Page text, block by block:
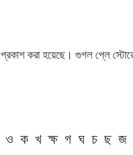
করা হয়েছে। গুগল প্লে
ও ক খ ক্ষ গ ঘ চ ছ জ